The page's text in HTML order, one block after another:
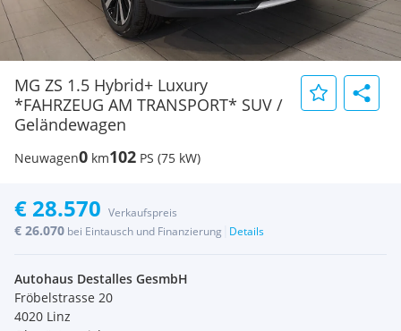
MG ZS 1.5 Hybrid+ Luxury
*FAHRZEUG AM TRANSPORT* SUV /
Geländewagen
Neuwagen0 km102 PS (75 kW)
€ 28.570 Verkaufspreis
€ 26.070 bei Eintausch und Finanzierung Details
Autohaus Destalles GesmbH
Fröbelstrasse 20
4020 Linz